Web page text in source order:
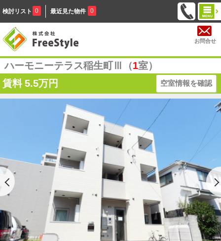
検討リスト 0 最近見た物件 0
お問合せ
ハーモニーテラス稲生町Ⅲ（1室）
賃料 5.5万円 空室情報を確認